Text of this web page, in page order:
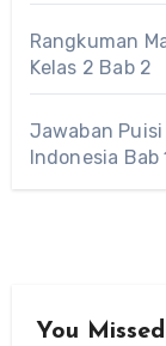
Rangkuman
Kelas 2 Bab 2
Jawaban
Indonesia Bab
You Missed